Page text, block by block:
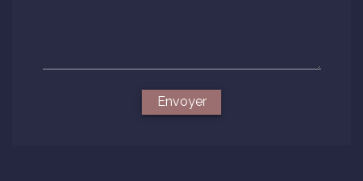
Envoyer